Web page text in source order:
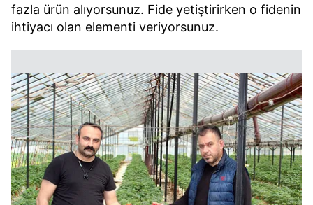
fazla ürün alıyorsunuz. Fide yetiştirirken o fidenin
ihtiyacı olan elementi veriyorsunuz.